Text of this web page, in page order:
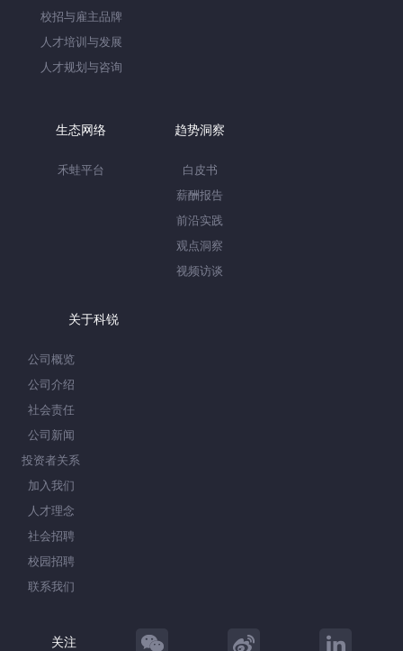
校招与雇主品牌
人才培训与发展
人才规划与咨询
生态网络
禾蛙平台
趋势洞察
白皮书
薪酬报告
前沿实践
观点洞察
视频访谈
关于科锐
公司概览
公司介绍
社会责任
公司新闻
投资者关系
加入我们
人才理念
社会招聘
校园招聘
联系我们
关注